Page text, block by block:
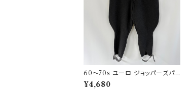
60〜70s ユーロ ジョッパーズパン
ツ ウールパンツ ヴィンテージ 5
¥4,680